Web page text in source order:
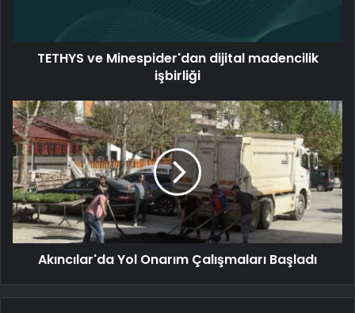
TETHYS ve Minespider'dan dijital madencilik
işbirliği
Akıncılar'da Yol Onarım Çalışmaları Başladı